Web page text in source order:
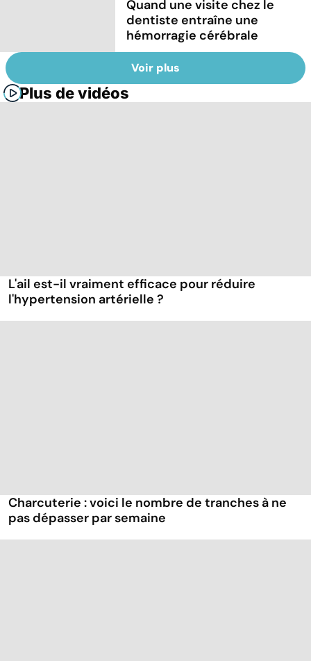
Quand une visite chez le
dentiste entraîne une
hémorragie cérébrale
Voir plus
Plus de vidéos
L'ail est-il vraiment efficace pour réduire
l'hypertension artérielle ?
Charcuterie : voici le nombre de tranches à ne
pas dépasser par semaine